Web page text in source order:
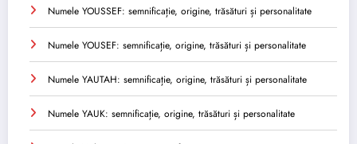
Numele YOUSSEF: semnificație, origine, trăsături și personalitate
Numele YOUSEF: semnificație, origine, trăsături și personalitate
Numele YAUTAH: semnificație, origine, trăsături și personalitate
Numele YAUK: semnificație, origine, trăsături și personalitate